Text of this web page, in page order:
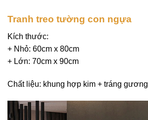
Tranh treo tường con ngựa
Kích thước:
+ Nhỏ: 60cm x 80cm
+ Lớn: 70cm x 90cm
Chất liệu: khung hợp kim + tráng gương